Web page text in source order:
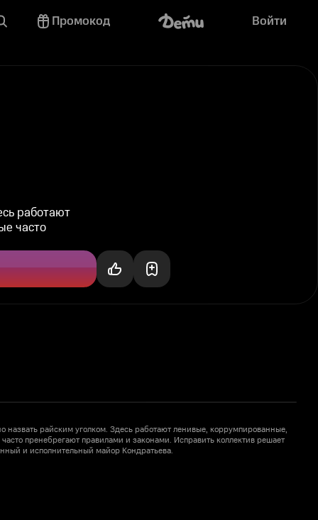
Промокод Войти
работают
часто
назвать райским уголком. Здесь работают ленивые, коррумпированные,
пренебрегают правилами и законами. Исправить коллектив решает
и исполнительный майор Кондратьева.